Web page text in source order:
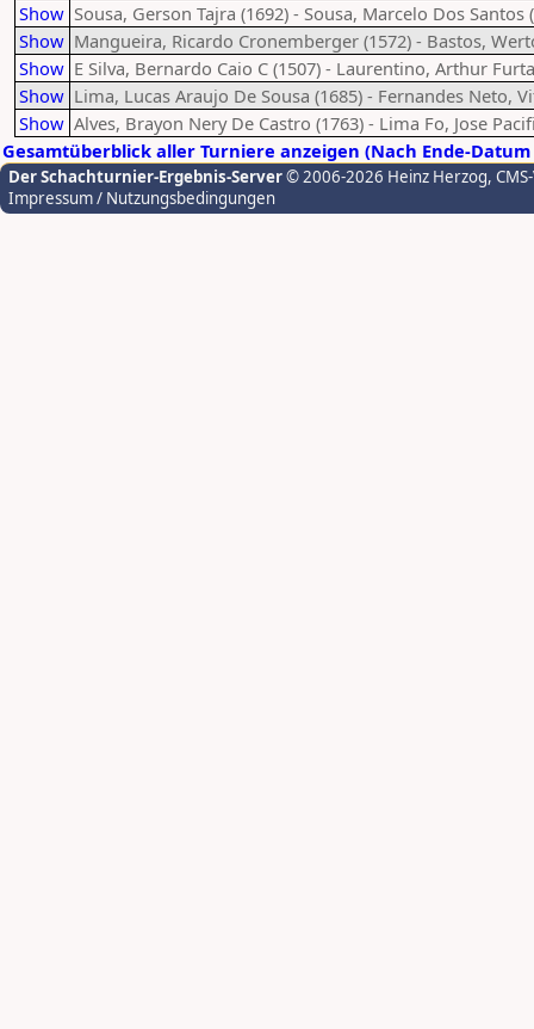
Show Sousa, Gerson Tajra (1692) - Sousa, Marcelo Dos Santos
Show Mangueira, Ricardo Cronemberger (1572) - Bastos,
Show E Silva, Bernardo Caio C (1507) - Laurentino, Arthur
Show Lima, Lucas Araujo De Sousa (1685) - Fernandes Neto,
Show Alves, Brayon Nery De Castro (1763) - Lima Fo, Jose
Gesamtüberblick aller Turniere anzeigen (Nach Ende-
Der Schachturnier-Ergebnis-Server© 2006-2026 Heinz Herzog,
Impressum / Nutzungsbedingungen